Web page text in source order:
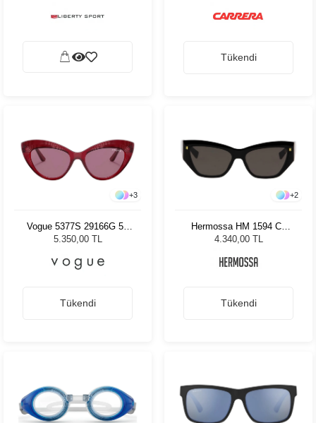
Tükendi
+3
Vogue 5377S 29166G 52
Kadın Güneş Gözlüğü
5.350,00 TL
Tükendi
+2
Hermossa HM 1594 C1
Kadın Güneş Gözlüğü
4.340,00 TL
Tükendi